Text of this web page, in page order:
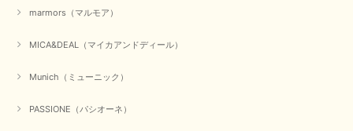
marmors（マルモア）
MICA&DEAL（マイカアンドディール）
Munich（ミューニック）
PASSIONE（パシオーネ）